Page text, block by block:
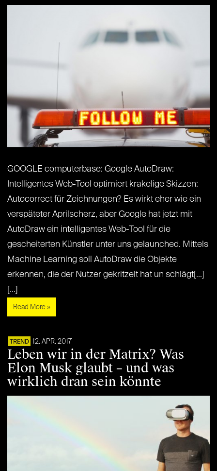
GOOGLE computerbase: Google AutoDraw:
Intelligentes Web-Tool optimiert krakelige Skizzen:
Autocorrect für Zeichnungen? Es wirkt eher wie ein
verspäteter Aprilscherz, aber Google hat jetzt mit
AutoDraw ein intelligentes Web-Tool für die
gescheiterten Künstler unter uns gelaunched. Mittels
Machine Learning soll AutoDraw die Objekte
erkennen, die der Nutzer gekritzelt hat un schlägt[...]
[...]
Read More »
TREND 12. APR. 2017
Leben wir in der Matrix? Was
Elon Musk glaubt – und was
wirklich dran sein könnte